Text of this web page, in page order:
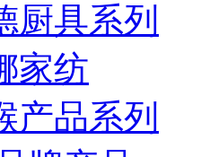
厨具系列
家纺
产品系列